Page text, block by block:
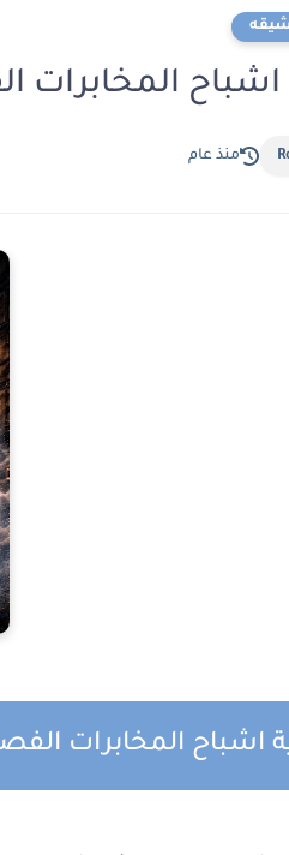
شيقه
المخابرات الفصل العاشر
منذ عام
اشباح المخابرات